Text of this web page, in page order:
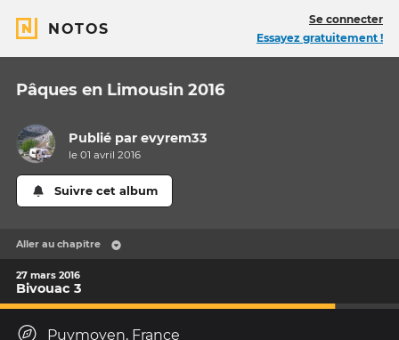
NOTOS
Se connecter
Essayez gratuitement !
Pâques en Limousin 2016
Publié parevyrem33
le 01 avril 2016
Suivre cet album
Aller au chapitre
27 mars 2016
Bivouac 3
Puymoyen, France